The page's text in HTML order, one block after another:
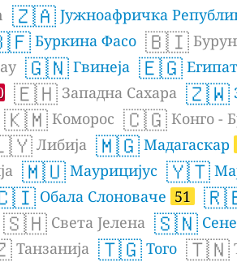
🇿🇦 Јужноафричка
Буркина Фасо 🇧🇮
🇬🇳 Гвинеја 🇪🇬 Египат
🇪🇭 Западна Сахара 🇿🇼
🇰🇲 Коморос 🇨🇬 Конго -
Либија 🇲🇬 Мадагаскар
🇲🇺 Маурицијус 🇾🇹
Обала Слоноваче 51
🇸🇭 Света Јелена 🇸🇳
Танзанија 🇹🇬 Того 🇹🇳